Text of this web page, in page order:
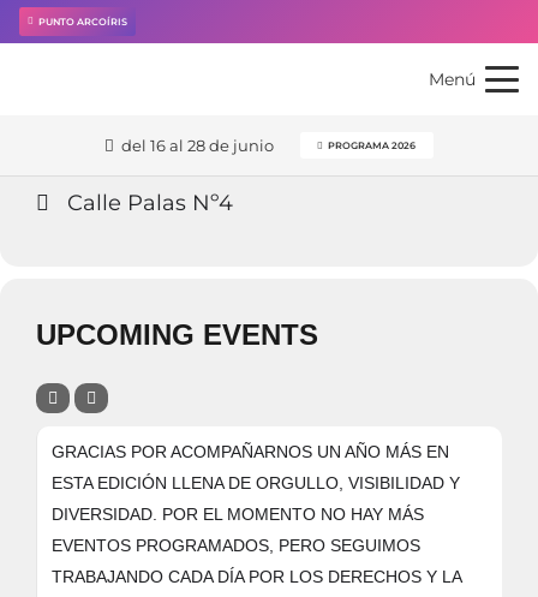
PUNTO ARCOÍRIS
Menú
del 16 al 28 de junio PROGRAMA 2026
Events at this location
Calle Palas Nº4
UPCOMING EVENTS
GRACIAS POR ACOMPAÑARNOS UN AÑO MÁS EN
ESTA EDICIÓN LLENA DE ORGULLO, VISIBILIDAD Y
DIVERSIDAD. POR EL MOMENTO NO HAY MÁS
EVENTOS PROGRAMADOS, PERO SEGUIMOS
TRABAJANDO CADA DÍA POR LOS DERECHOS Y LA